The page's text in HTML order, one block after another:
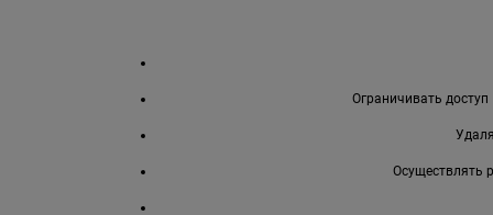
Ограничивать
Осуществлять